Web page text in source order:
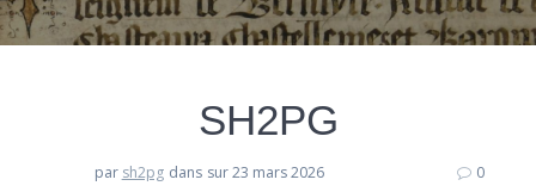
SH2PG
par sh2pg dans sur 23 mars 2026 0